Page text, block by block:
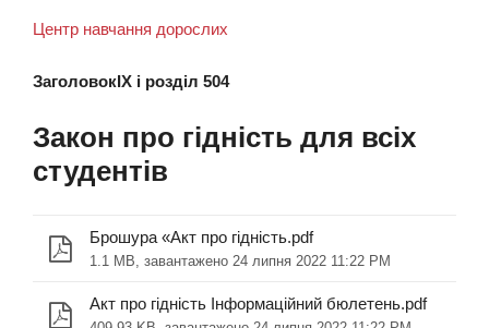
Центр навчання дорослих
ЗаголовокIX і розділ 504
Закон про гідність для всіх
студентів
Брошура «Акт про гідність.pdf
1.1 MB, завантажено 24 липня 2022 11:22 PM
Акт про гідність Інформаційний бюлетень.pdf